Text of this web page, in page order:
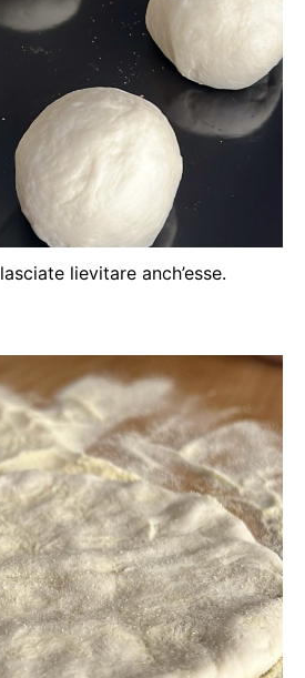
lievitare anch’esse.